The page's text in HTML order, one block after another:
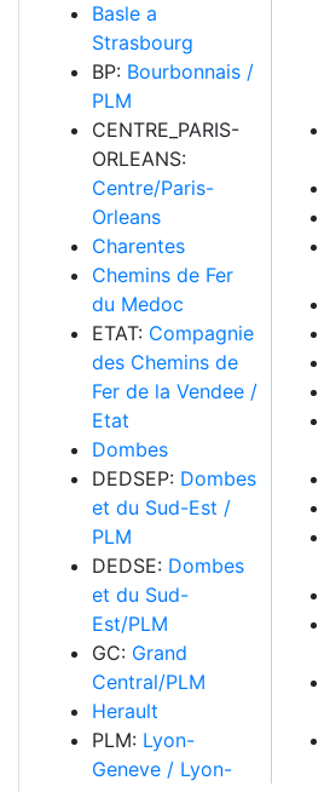
Basle a
Strasbourg
BP: Bourbonnais /
PLM
CENTRE_PARIS-
ORLEANS:
Centre/Paris-
Orleans
Charentes
Chemins de Fer
du Medoc
ETAT: Compagnie
des Chemins de
Fer de la Vendee /
Etat
Dombes
DEDSEP: Dombes
et du Sud-Est /
PLM
DEDSE: Dombes
et du Sud-
Est/PLM
GC: Grand
Central/PLM
Herault
PLM: Lyon-
Geneve / Lyon-